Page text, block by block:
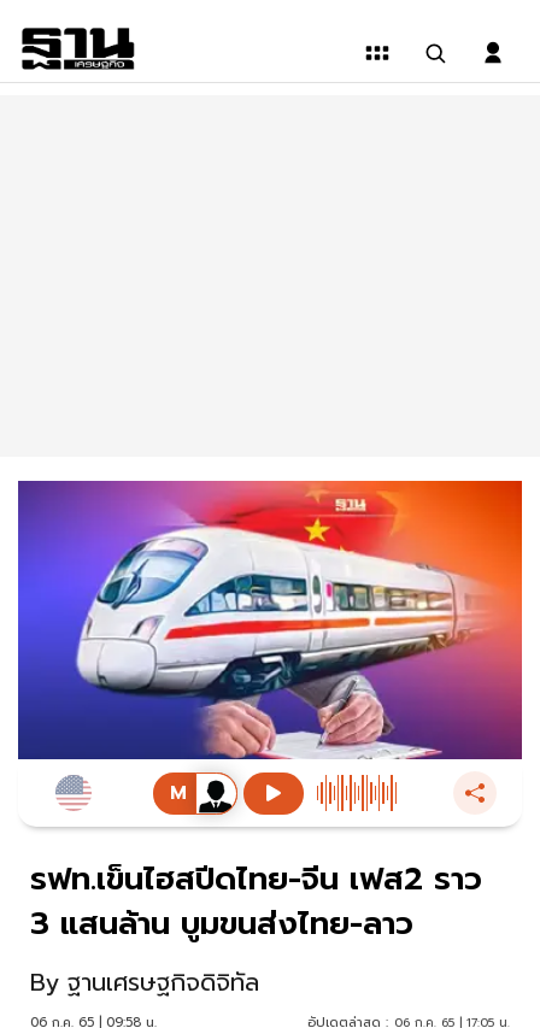
รฟท.เข็นไฮสปีดไทย-จีน เฟส2 ราว
3 แสนล้าน บูมขนส่งไทย-ลาว
By ฐานเศรษฐกิจดิจิทัล
06 ก.ค. 65 | 09:58 น. อัปเดตล่าสุด : 06 ก.ค. 65 | 17:05 น.